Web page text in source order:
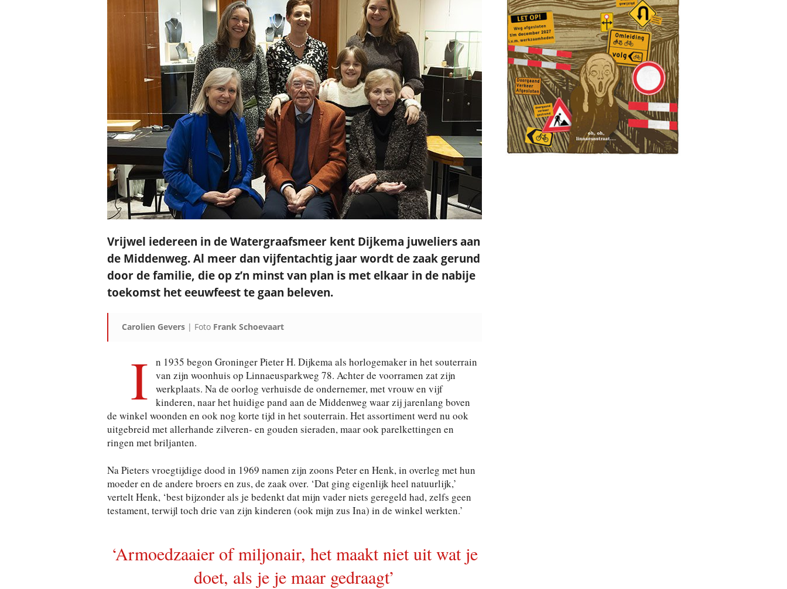
Vrijwel iedereen in de Watergraafsmeer kent Dijkema juweliers aan
de Middenweg. Al meer dan vijfentachtig jaar wordt de zaak gerund
door de familie, die op z’n minst van plan is met elkaar in de nabije
toekomst het eeuwfeest te gaan beleven.
Carolien Gevers| Foto Frank Schoevaart
I
n 1935 begon Groninger Pieter H. Dijkema als horlogemaker in het souterrain
van zijn woonhuis op Linnaeusparkweg 78. Achter de voorramen zat zijn
werkplaats. Na de oorlog verhuisde de ondernemer, met vrouw en vijf
kinderen, naar het huidige pand aan de Middenweg waar zij jarenlang boven
de winkel woonden en ook nog korte tijd in het souterrain. Het assortiment werd nu ook
uitgebreid met allerhande zilveren- en gouden sieraden, maar ook parelkettingen en
ringen met briljanten.
Na Pieters vroegtijdige dood in 1969 namen zijn zoons Peter en Henk, in overleg met hun
moeder en de andere broers en zus, de zaak over. ‘Dat ging eigenlijk heel natuurlijk,’
vertelt Henk, ‘best bijzonder als je bedenkt dat mijn vader niets geregeld had, zelfs geen
testament, terwijl toch drie van zijn kinderen (ook mijn zus Ina) in de winkel werkten.’
‘Armoedzaaier of miljonair, het maakt niet uit wat je
doet, als je je maar gedraagt’